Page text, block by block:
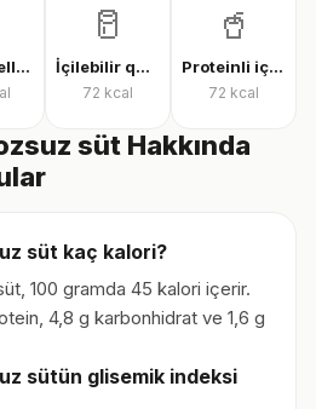
Izgara hellim
🥛
İçilebilir quark
72 kcal
🥤
Proteinli içilebilir quark
72 kcal
süt Hakkında
süt kaç kalori?
100 gramda 45 kalori içerir.
4,8 g karbonhidrat ve 1,6 g
sütün glisemik indeksi